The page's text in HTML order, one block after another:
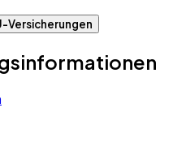
Versicherungen